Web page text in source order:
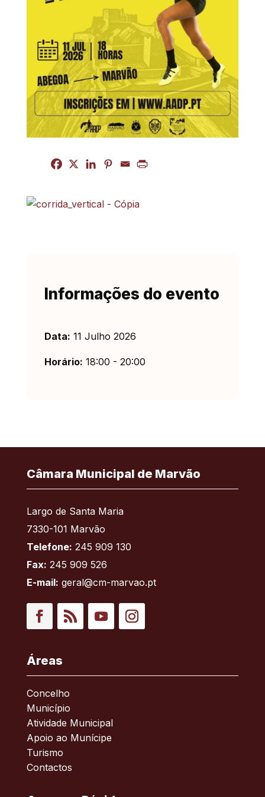
Informações do evento
Data: 11 Julho 2026
Horário: 18:00 - 20:00
Câmara Municipal de Marvão
Largo de Santa Maria
7330-101 Marvão
Telefone: 245 909 130
Fax: 245 909 526
E-mail: geral@cm-marvao.pt
Áreas
Concelho
Município
Atividade Municipal
Apoio ao Munícipe
Turismo
Contactos